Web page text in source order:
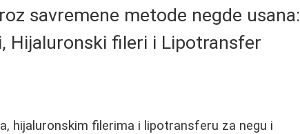
savremene metode negde usana:
Hijaluronski fileri i Lipotransfer
hijaluronskim filerima i lipotransferu za negu i